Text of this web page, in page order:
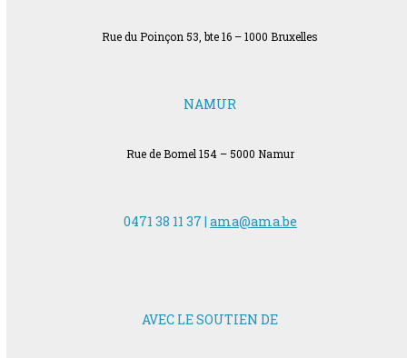
Rue du Poinçon 53, bte 16 – 1000 Bruxelles
NAMUR
Rue de Bomel 154 – 5000 Namur
0471 38 11 37 | ama@ama.be
AVEC LE SOUTIEN DE